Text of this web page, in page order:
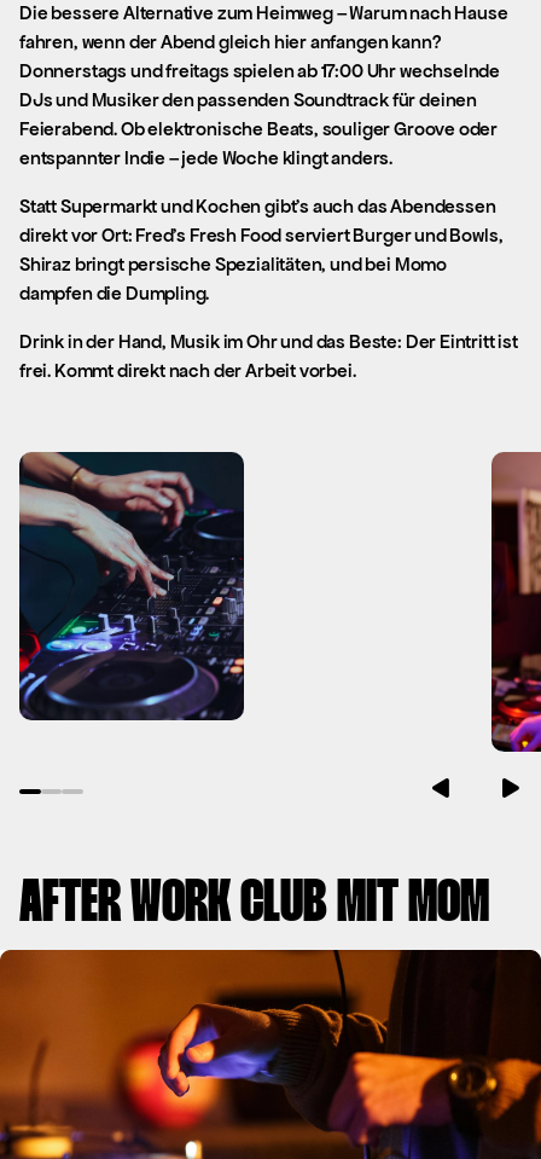
Die bessere Alternative zum Heimweg – Warum nach Hause
fahren, wenn der Abend gleich hier anfangen kann?
Donnerstags und freitags spielen ab 17:00 Uhr wechselnde
DJs und Musiker den passenden Soundtrack für deinen
Feierabend. Ob elektronische Beats, souliger Groove oder
entspannter Indie – jede Woche klingt anders.
Statt Supermarkt und Kochen gibt’s auch das Abendessen
direkt vor Ort: Fred’s Fresh Food serviert Burger und Bowls,
Shiraz bringt persische Spezialitäten, und bei Momo
dampfen die Dumpling.
Drink in der Hand, Musik im Ohr und das Beste: Der Eintritt ist
frei. Kommt direkt nach der Arbeit vorbei.
AFTER WORK CLUB MIT MOM